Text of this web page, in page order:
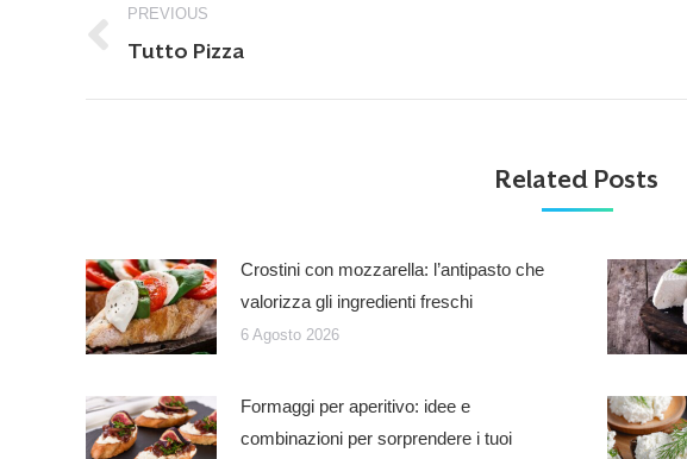
navigation
PREVIOUS
Previous
Tutto Pizza
Related Posts
Crostini con mozzarella: l’antipasto che
valorizza gli ingredienti freschi
6 Agosto 2026
Formaggi per aperitivo: idee e
combinazioni per sorprendere i tuoi